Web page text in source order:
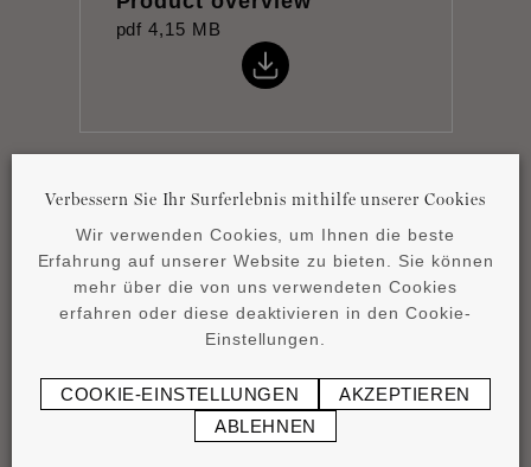
pdf 4,15 MB
Montageanleitung
pdf 0,44 MB
Datenblatt
0,83 MB
Verbessern Sie Ihr Surferlebnis mithilfe unserer Cookies
Wir verwenden Cookies, um Ihnen die beste
Erfahrung auf unserer Website zu bieten. Sie können
mehr über die von uns verwendeten Cookies
erfahren oder diese deaktivieren in den Cookie-
Einstellungen.
COOKIE-EINSTELLUNGEN
AKZEPTIEREN
ABLEHNEN